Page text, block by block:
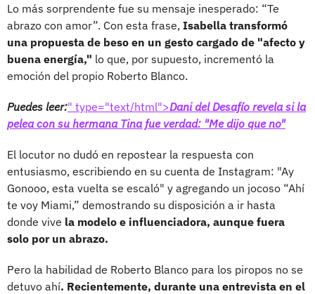
Lo más sorprendente fue su mensaje inesperado: “Te
abrazo con amor”. Con esta frase, Isabella transformó
una propuesta de beso en un gesto cargado de "afecto y
buena energía," lo que, por supuesto, incrementó la
emoción del propio Roberto Blanco.
Puedes leer:" type="text/html">Dani del Desafío revela si la
pelea con su hermana Tina fue verdad: "Me dijo que no"
El locutor no dudó en repostear la respuesta con
entusiasmo, escribiendo en su cuenta de Instagram: "Ay
Gonooo, esta vuelta se escaló" y agregando un jocoso “Ahí
te voy Miami,” demostrando su disposición a ir hasta
donde vive la modelo e influenciadora, aunque fuera
solo por un abrazo.
Pero la habilidad de Roberto Blanco para los piropos no se
detuvo ahí. Recientemente, durante una entrevista en el